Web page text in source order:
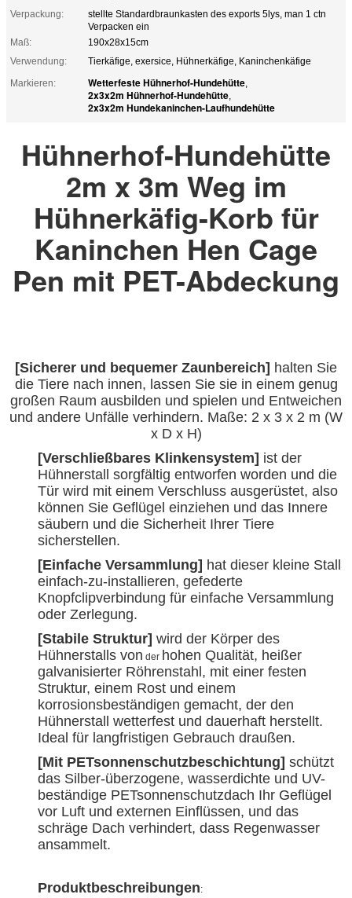
Verpackung:
stellte Standardbraunkasten des exports 5lys, man 1 ctn
Verpacken ein
Maß:
190x28x15cm
Verwendung:
Tierkäfige, exersice, Hühnerkäfige, Kaninchenkäfige
Markieren:
Wetterfeste Hühnerhof-Hundehütte,
2x3x2m Hühnerhof-Hundehütte,
2x3x2m Hundekaninchen-Laufhundehütte
Hühnerhof-Hundehütte
2m x 3m Weg im
Hühnerkäfig-Korb für
Kaninchen Hen Cage
Pen mit PET-Abdeckung
[Sicherer und bequemer Zaunbereich] halten Sie
die Tiere nach innen, lassen Sie sie in einem genug
großen Raum ausbilden und spielen und Entweichen
und andere Unfälle verhindern. Maße: 2 x 3 x 2 m (W
x D x H)
[Verschließbares Klinkensystem] ist der
Hühnerstall sorgfältig entworfen worden und die
Tür wird mit einem Verschluss ausgerüstet, also
können Sie Geflügel einziehen und das Innere
säubern und die Sicherheit Ihrer Tiere
sicherstellen.
[Einfache Versammlung] hat dieser kleine Stall
einfach-zu-installieren, gefederte
Knopfclipverbindung für einfache Versammlung
oder Zerlegung.
[Stabile Struktur] wird der Körper des
Hühnerstalls von der hohen Qualität, heißer
galvanisierter Röhrenstahl, mit einer festen
Struktur, einem Rost und einem
korrosionsbeständigen gemacht, der den
Hühnerstall wetterfest und dauerhaft herstellt.
Ideal für langfristigen Gebrauch draußen.
[Mit PETsonnenschutzbeschichtung] schützt
das Silber-überzogene, wasserdichte und UV-
beständige PETsonnenschutzdach Ihr Geflügel
vor Luft und externen Einflüssen, und das
schräge Dach verhindert, dass Regenwasser
ansammelt.
Produktbeschreibungen: